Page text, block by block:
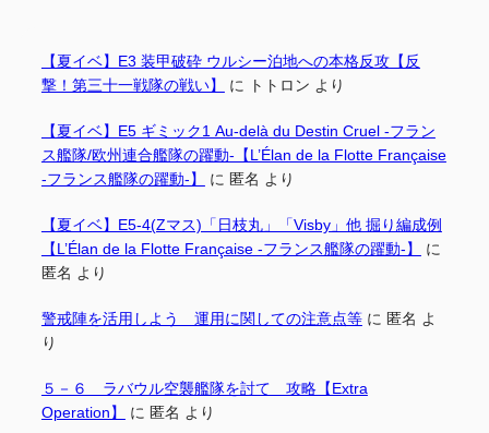
【夏イベ】E3 装甲破砕 ウルシー泊地への本格反攻【反
撃！第三十一戦隊の戦い】
に トトロン より
【夏イベ】E5 ギミック1 Au-delà du Destin Cruel -フラン
ス艦隊/欧州連合艦隊の躍動-【L’Élan de la Flotte Française
-フランス艦隊の躍動-】
に 匿名 より
【夏イベ】E5-4(Zマス)「日枝丸」「Visby」他 掘り編成例
【L’Élan de la Flotte Française -フランス艦隊の躍動-】
に
匿名 より
警戒陣を活用しよう 運用に関しての注意点等に 匿名 よ
り
５－６ ラバウル空襲艦隊を討て 攻略【Extra
Operation】
に 匿名 より